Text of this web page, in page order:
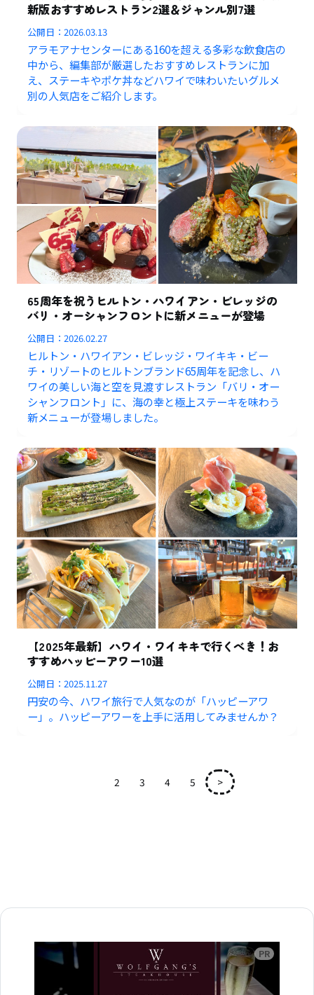
新版おすすめレストラン2選＆ジャンル別7選
公開日：2026.03.13
アラモアナセンターにある160を超える多彩な飲食店の
中から、編集部が厳選したおすすめレストランに加
え、ステーキやポケ丼などハワイで味わいたいグルメ
別の人気店をご紹介します。
65周年を祝うヒルトン・ハワイアン・ビレッジの
バリ・オーシャンフロントに新メニューが登場
公開日：2026.02.27
ヒルトン・ハワイアン・ビレッジ・ワイキキ・ビー
チ・リゾートのヒルトンブランド65周年を記念し、ハ
ワイの美しい海と空を見渡すレストラン「バリ・オー
シャンフロント」に、海の幸と極上ステーキを味わう
新メニューが登場しました。
【2025年最新】ハワイ・ワイキキで行くべき！お
すすめハッピーアワー10選
公開日：2025.11.27
円安の今、ハワイ旅行で人気なのが「ハッピーアワ
ー」。ハッピーアワーを上手に活用してみませんか？
2 3 4 5 >
広告